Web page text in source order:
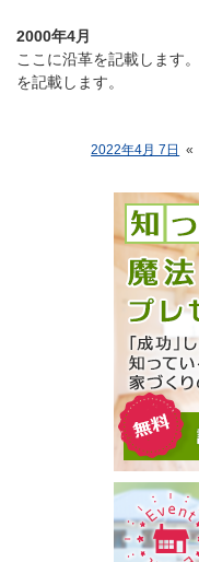
2000年4月
ここに沿革を記載します
を記載します。
2022年4月 7日 «